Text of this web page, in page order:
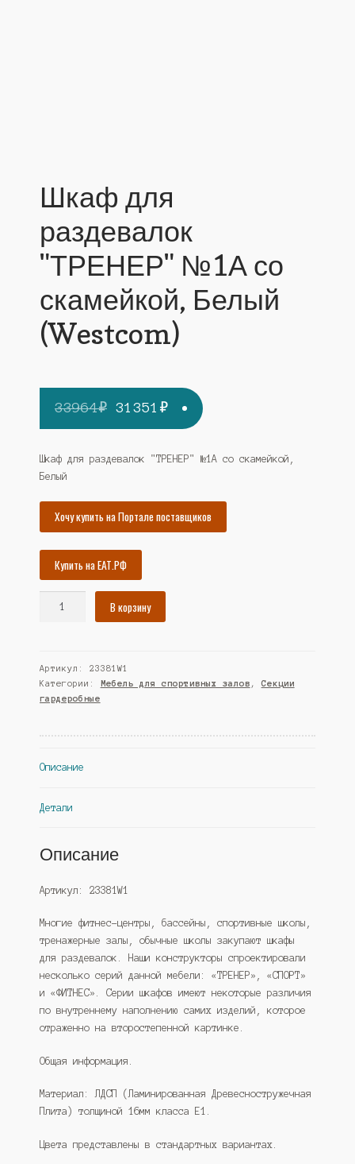
Шкаф для
раздевалок
"ТРЕНЕР" №1А со
скамейкой, Белый
(Westcom)
33964₽ Первоначальная
цена
составляла
31351 ₽Текущая
цена:
31351₽.
Шкаф для раздевалок "ТРЕНЕР" №1А со скамейкой,
Белый
Хочу купить на Портале поставщиков
Купить на ЕАТ.РФ
раздевалок
"ТРЕНЕР"
№1А
скамейкой,
(Westcom)
В корзину
Артикул: 23381W1
Категории: Мебель для спортивных залов , Секции
гардеробные
Описание
Детали
Описание
Артикул: 23381W1
Многие фитнес-центры, бассейны, спортивные школы,
тренажерные залы, обычные школы закупают шкафы
для раздевалок. Наши конструкторы спроектировали
несколько серий данной мебели: «ТРЕНЕР», «СПОРТ»
и «ФИТНЕС». Серии шкафов имеют некоторые различия
по внутреннему наполнению самих изделий, которое
отраженно на второстепенной картинке.
Общая информация.
Материал: ЛДСП (Ламинированная Древесностружечная
Плита) толщиной 16мм класса Е1.
Цвета представлены в стандартных вариантах.